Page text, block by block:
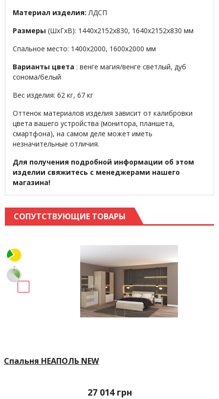
Материал изделия: ЛДСП
Размеры (ШхГхВ): 1440х2152х830, 1640х2152х830 мм
Спальное место: 1400х2000, 1600х2000 мм
Варианты цвета : венге магия/венге светлый, дуб
сонома/белый
Вес изделия: 62 кг, 67 кг
Оттенок материалов изделия зависит от калибровки
цвета вашего устройства (монитора, планшета,
смартфона), на самом деле может иметь
незначительные отличия.
Для получения подробной информации об этом
изделии свяжитесь с менеджерами нашего
магазина!
СОПУТСТВУЮЩИЕ ТОВАРЫ
Спальня НЕАПОЛЬ NEW
27 014 грн